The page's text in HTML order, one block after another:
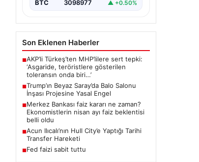
BTC 3098977 ▲ +0.50%
Son Eklenen Haberler
■AKP’li Türkeş’ten MHP’lilere sert tepki:
‘Asgaride, teröristlere gösterilen
toleransın onda biri…’
■Trump’ın Beyaz Saray’da Balo Salonu
İnşası Projesine Yasal Engel
■Merkez Bankası faiz kararı ne zaman?
Ekonomistlerin nisan ayı faiz beklentisi
belli oldu
■Acun Ilıcalı’nın Hull City’e Yaptığı Tarihi
Transfer Hareketi
■Fed faizi sabit tuttu